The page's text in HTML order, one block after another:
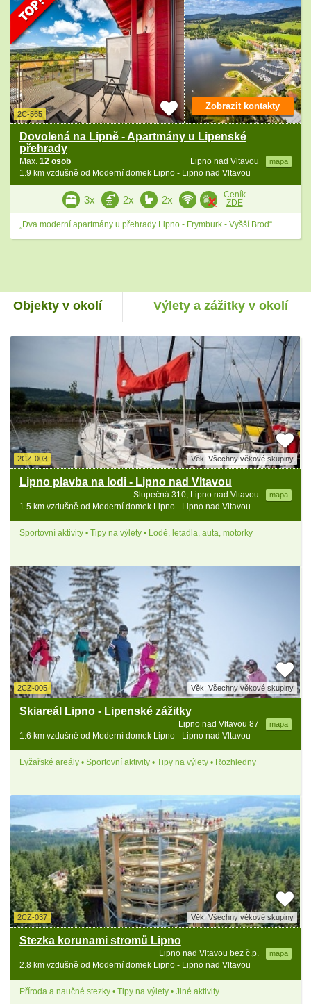
2C-565
Dovolená na Lipně - Apartmány u Lipenské
přehrady
Lipno nad Vltavou mapa
Max. 12 osob
1.9 km vzdušně od Moderní domek Lipno - Lipno nad Vltavou
Zobrazit kontakty
3x 2x 2x
Ceník
ZDE
„Dva moderní apartmány u přehrady Lipno - Frymburk - Vyšší Brod“
Objekty v okolí Výlety a zážitky v okolí
2CZ-003 Věk: Všechny věkové skupiny
Lipno plavba na lodi - Lipno nad Vltavou
Slupečná 310, Lipno nad Vltavou mapa
1.5 km vzdušně od Moderní domek Lipno - Lipno nad Vltavou
Sportovní aktivity • Tipy na výlety • Lodě, letadla, auta, motorky
2CZ-005 Věk: Všechny věkové skupiny
Skiareál Lipno - Lipenské zážitky
Lipno nad Vltavou 87 mapa
1.6 km vzdušně od Moderní domek Lipno - Lipno nad Vltavou
Lyžařské areály • Sportovní aktivity • Tipy na výlety • Rozhledny
2CZ-037 Věk: Všechny věkové skupiny
Stezka korunami stromů Lipno
Lipno nad Vltavou bez č.p. mapa
2.8 km vzdušně od Moderní domek Lipno - Lipno nad Vltavou
Příroda a naučné stezky • Tipy na výlety • Jiné aktivity